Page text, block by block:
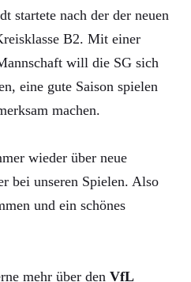
startete nach der der neuen
B2. Mit einer
will die SG sich
eine gute Saison spielen
machen.
wieder über neue
bei unseren Spielen. Also
und ein schönes
mehr über den VfL